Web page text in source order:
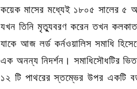
কয়েক মাসের মধ্যেই ১৮০৫ সালের ৫
যখন তিনি মৃত্যুবরণ করেন তখন
যাকে আজ লর্ড কর্নওয়ালিস সমাধি
এক অনন্য নিদর্শন। সমাধিসৌধটির
১২ টি পাথরের স্তম্ভের উপর একটি